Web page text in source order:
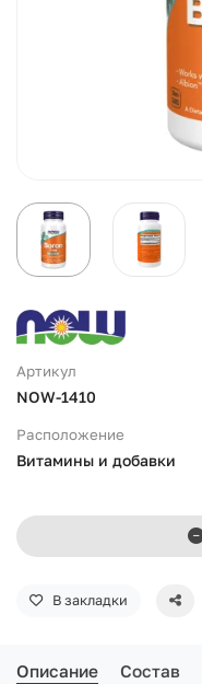
Артикул
NOW-1410
Расположение
Витамины и добавки
В закладки
Описание Состав